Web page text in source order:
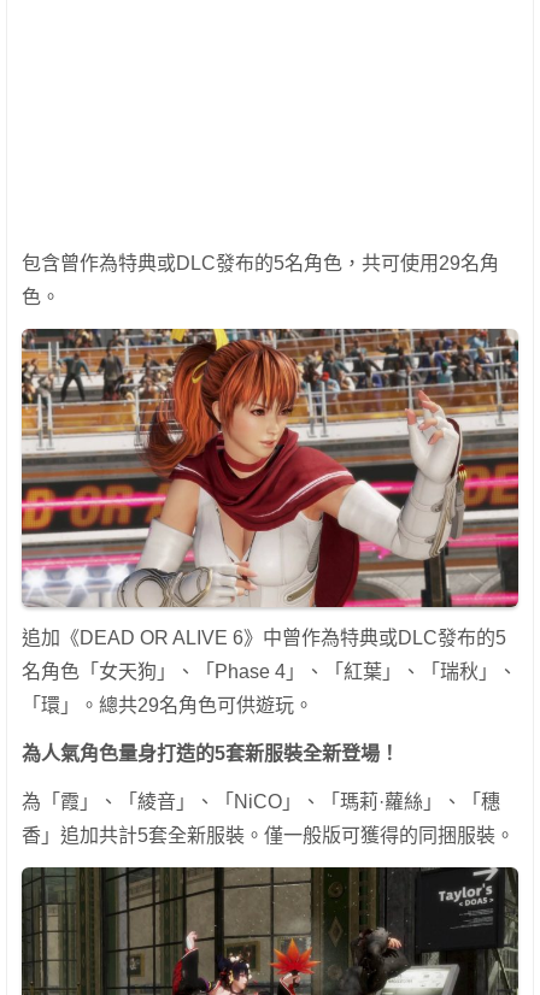
包含曾作為特典或DLC發布的5名角色，共可使用29名角
色。
追加《DEAD OR ALIVE 6》中曾作為特典或DLC發布的5
名角色「女天狗」、「Phase 4」、「紅葉」、「瑞秋」、
「環」。總共29名角色可供遊玩。
為人氣角色量身打造的5套新服裝全新登場！
為「霞」、「綾音」、「NiCO」、「瑪莉·蘿絲」、「穗
香」追加共計5套全新服裝。僅一般版可獲得的同捆服裝。